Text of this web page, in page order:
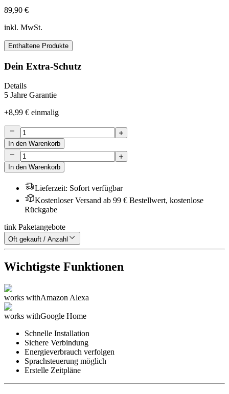
89,90 €
inkl. MwSt.
Enthaltene Produkte
Dein Extra-Schutz
Details
5 Jahre Garantie
+8,99 € einmalig
In den Warenkorb
In den Warenkorb
Lieferzeit: Sofort verfügbar
Kostenloser Versand ab 99 € Bestellwert, kostenlose
Rückgabe
tink Paketangebote
Oft gekauft / Anzahl
Wichtigste Funktionen
works withAmazon Alexa
works withGoogle Home
Schnelle Installation
Sichere Verbindung
Energieverbrauch verfolgen
Sprachsteuerung möglich
Erstelle Zeitpläne